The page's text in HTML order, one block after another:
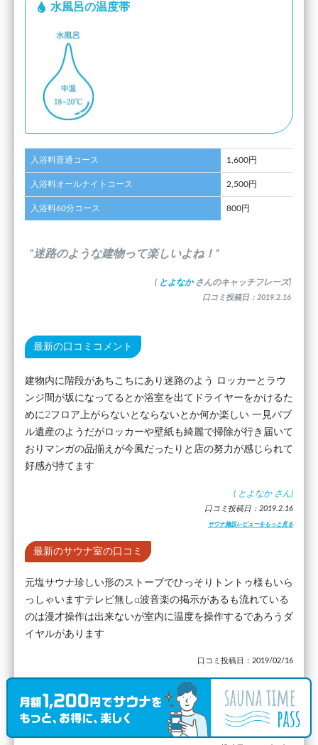
水風呂の温度帯
入浴料普通コース 1,600円
入浴料オールナイトコース 2,500円
入浴料60分コース 800円
”迷路のような建物って楽しいよね！”
( とよなか さんのキャッチフレーズ)
口コミ投稿日：2019.2.16
最新の口コミコメント
建物内に階段があちこちにあり迷路のよう ロッカーとラウ
ンジ間が坂になってるとか浴室を出てドライヤーをかけるた
めに2フロア上がらないとならないとか何か楽しい 一見バブ
ル遺産のようだがロッカーや壁紙も綺麗で掃除が行き届いて
おりマンガの品揃えが今風だったりと店の努力が感じられて
好感が持てます
( とよなか さん)
口コミ投稿日：2019.2.16
サウナ施設レビューをもっと見る
最新のサウナ室の口コミ
元塩サウナ珍しい形のストーブでひっそりトントゥ様もいら
っしゃいますテレビ無しα波音楽の掲示があるも流れている
のは漫才操作は出来ないが室内に温度を操作するであろうダ
イヤルがあります
口コミ投稿日：2019/02/16
温度が１９度。水はきれいで広さもあります。